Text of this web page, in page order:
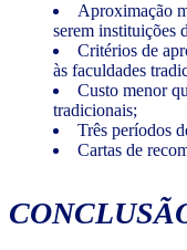
Aproximação
serem instituições
Critérios de
às faculdades
Custo menor
tradicionais;
Três períodos
Cartas de